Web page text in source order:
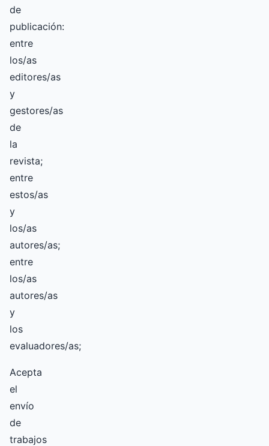
de
publicación:
entre
los/as
editores/as
y
gestores/as
de
la
revista;
entre
estos/as
y
los/as
autores/as;
entre
los/as
autores/as
y
los
evaluadores/as;
Acepta
el
envío
de
trabajos